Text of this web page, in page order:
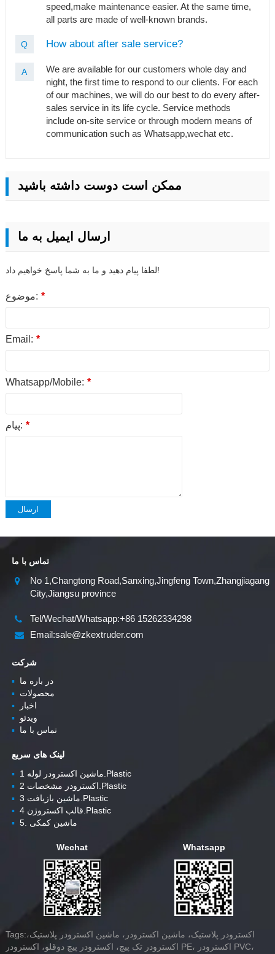
speed,make maintenance easier. At the same time,
all parts are made of well-known brands.
Q How about after sale service?
A
We are available for our customers whole day and
night, the first time to respond to our clients. For each
of our machines, we will do our best to do every after-
sales service in its life cycle. Service methods
include on-site service or through modern means of
communication such as Whatsapp,wechat etc.
ممکن است دوست داشته باشید
ارسال ایمیل به ما
لطفا پیام دهید و ما به شما پاسخ خواهیم داد!
موضوع: *
Email: *
Whatsapp/Mobile: *
پیام: *
ارسال
تماس با ما
No 1,Changtong Road,Sanxing,Jingfeng Town,Zhangjiagang
City,Jiangsu province
Tel/Wechat/Whatsapp:+86 15262334298
Email:sale@zkextruder.com
شرکت
▪ در باره ما
▪ محصولات
▪
اخبار
▪ ویدئو
▪ تماس با ما
لینک های سریع
▪
ماشین اکسترودر لوله 1.Plastic
▪
اکسترودر مشخصات 2.Plastic
▪
ماشین بازیافت 3.Plastic
▪
قالب اکستروژن 4.Plastic
▪
5. ماشین کمکی
Wechat Whatsapp
Tags:اکسترودر پلاستیک، ماشین اکسترودر، ماشین اکسترودر پلاستیک،
اکسترودر تک پیچ، اکسترودر پیچ دوقلو، اکسترودر PE، اکسترودر PVC،